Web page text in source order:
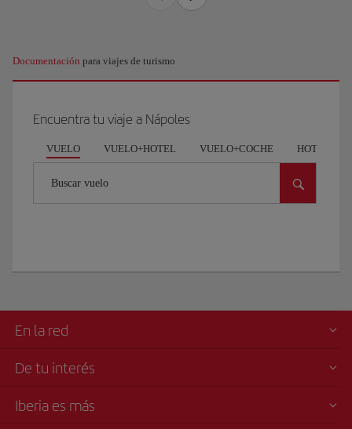
Documentación para viajes de turismo
Encuentra tu viaje a Nápoles
VUELO VUELO+HOTEL VUELO+COCHE HOTEL
Buscar vuelo
En la red
De tu interés
Iberia es más